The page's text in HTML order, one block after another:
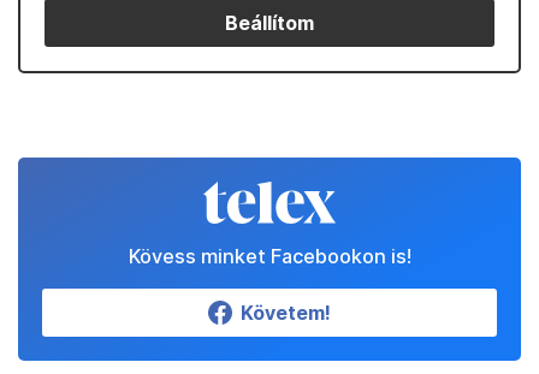
Beállítom
Kövess minket Facebookon is!
Követem!